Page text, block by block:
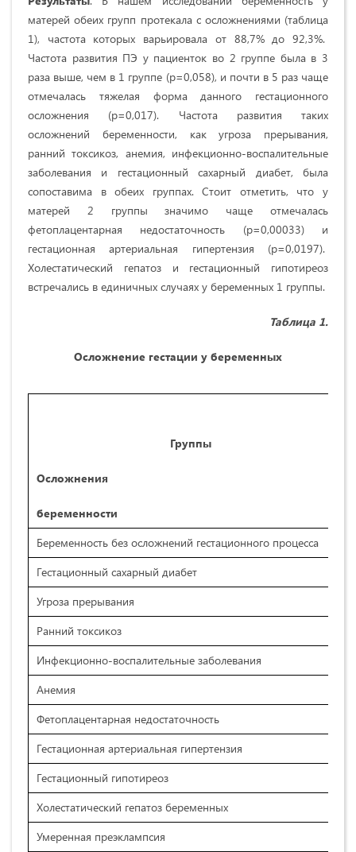
матерей обеих групп протекала с осложнениями (таблица
1), частота которых варьировала от 88,7% до 92,3%.
Частота развития ПЭ у пациенток во 2 группе была в 3
раза выше, чем в 1 группе (p=0,058), и почти в 5 раз чаще
отмечалась тяжелая форма данного гестационного
осложнения (p=0,017). Частота развития таких
осложнений беременности, как угроза прерывания,
ранний токсикоз, анемия, инфекционно-воспалительные
заболевания и гестационный сахарный диабет, была
сопоставима в обеих группах. Стоит отметить, что у
матерей 2 группы значимо чаще отмечалась
фетоплацентарная недостаточность (p=0,00033) и
гестационная артериальная гипертензия (p=0,0197).
Холестатический гепатоз и гестационный гипотиреоз
встречались в единичных случаях у беременных 1 группы.
Таблица 1.
Осложнение гестации у беременных
Группы
Осложнения
беременности
Беременность без осложнений гестационного процесса
Гестационный сахарный диабет
Угроза прерывания
Ранний токсикоз
Инфекционно-воспалительные заболевания
Анемия
Фетоплацентарная недостаточность
Гестационная артериальная гипертензия
Гестационный гипотиреоз
Холестатический гепатоз беременных
Умеренная преэклампсия